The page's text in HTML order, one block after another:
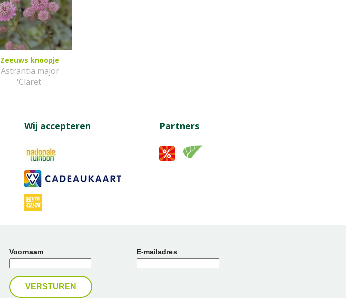
Zeeuws knoopje
Astrantia major
'Claret'
Wij accepteren Partners
Voornaam E-mailadres